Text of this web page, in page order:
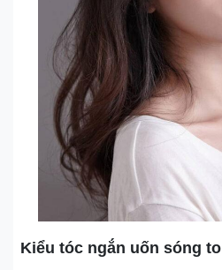
Kiểu tóc ngắn uốn sóng to